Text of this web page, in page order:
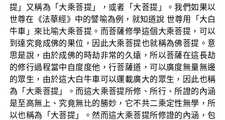
提」又稱為「大乘菩提」，或者「大菩提」。我們如果以
世尊在《法華經》中的譬喻為例，就知道說 世尊用「大白
牛車」來比喻大乘菩提。而菩薩修學這個大乘菩提，可以
到達究竟成佛的果位，因此大乘菩提也就稱為佛菩提。意
思是說，由於成佛的時劫非常的久遠，所以菩薩在這長劫
的修行過程當中自度度他，行菩薩道，可以廣度無量無邊
的眾生，由於這大白牛車可以運載廣大的眾生，因此也稱
為「大乘菩提」。而這大乘菩提所修、所行、所證的內涵
是至高無上、究竟無比的勝妙，它不共二乘定性無學，所
以也稱為「大菩提」。然而這大乘菩提所修證的內涵，包